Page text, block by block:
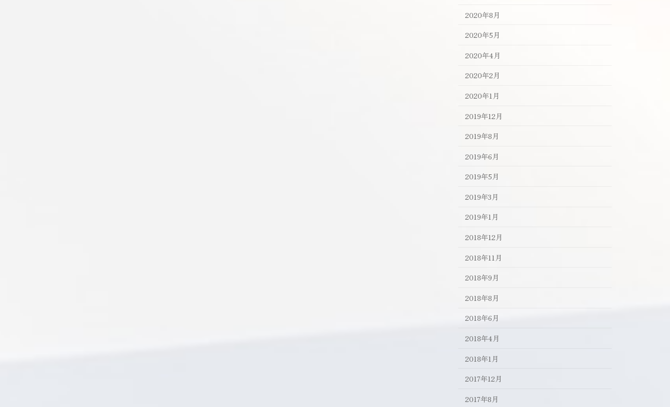
2020年8月
2020年5月
2020年4月
2020年2月
2020年1月
2019年12月
2019年8月
2019年6月
2019年5月
2019年3月
2019年1月
2018年12月
2018年11月
2018年9月
2018年8月
2018年6月
2018年4月
2018年1月
2017年12月
2017年8月